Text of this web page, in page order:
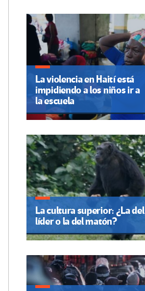
La violencia en Haití está
impidiendo a los niños ir a
la escuela
La cultura superior: ¿La del
líder o la del matón?